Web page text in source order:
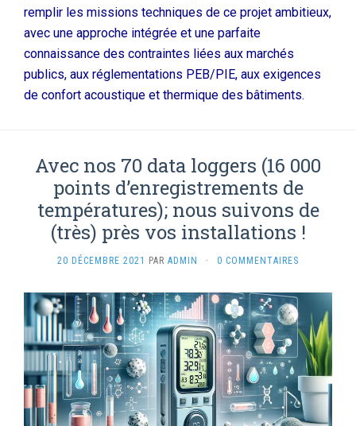
remplir les missions techniques de ce projet ambitieux,
avec une approche intégrée et une parfaite
connaissance des contraintes liées aux marchés
publics, aux réglementations PEB/PIE, aux exigences
de confort acoustique et thermique des bâtiments.
Avec nos 70 data loggers (16 000
points d’enregistrements de
températures); nous suivons de
(très) près vos installations !
20 DÉCEMBRE 2021 PAR ADMIN · 0 COMMENTAIRES